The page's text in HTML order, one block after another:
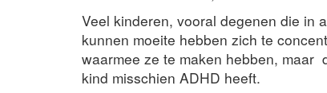
Veel kinderen, vooral degenen die in
kunnen moeite hebben zich te
waarmee ze te maken hebben, maar
kind misschien ADHD heeft.